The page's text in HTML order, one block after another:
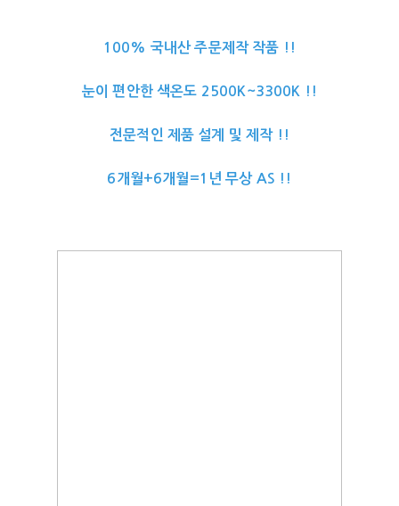
100% 국내산 주문제작 작품 !!
눈이 편안한 색온도 2500K~3300K !!
전문적인 제품 설계 및 제작 !!
6개월+6개월=1년 무상 AS !!